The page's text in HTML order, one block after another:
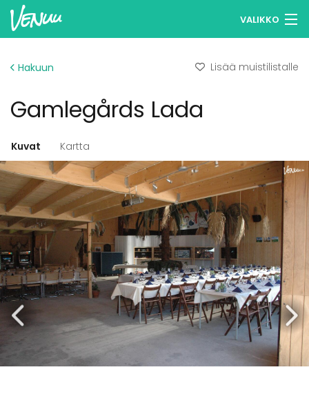
VALIKKO
Kirjaudu
Ilmoita kohteesi
Hakuun Lisää muistilistalle
Gamlegårds Lada
Kuvat Kartta